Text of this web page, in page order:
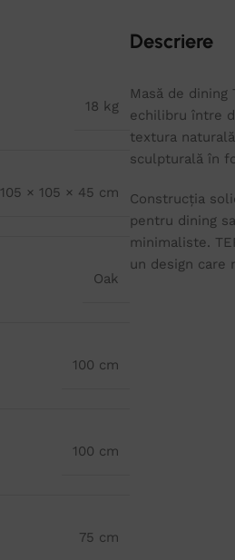
18 kg
105 × 105 × 45 cm
Oak
100 cm
100 cm
75 cm
Descriere
Masă de dining
echilibru între
textura
sculpturală în
Construcția
pentru dining
minimaliste.
un design care